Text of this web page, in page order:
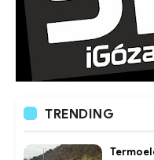
TRENDING